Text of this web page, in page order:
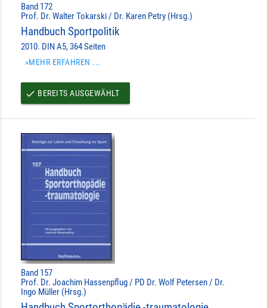
Band 172
Prof. Dr. Walter Tokarski / Dr. Karen Petry (Hrsg.)
Handbuch Sportpolitik
2010. DIN A5, 364 Seiten
»MEHR ERFAHREN ...
done BEREITS AUSGEWÄHLT
Band 157
Prof. Dr. Joachim Hassenpflug / PD Dr. Wolf Petersen / Dr.
Ingo Müller (Hrsg.)